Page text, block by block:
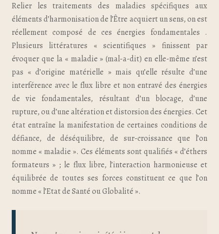
Relier les traitements des maladies spécifiques aux
éléments d’harmonisation de l’Être acquiert un sens, on est
réellement composé de ces énergies fondamentales .
Plusieurs littératures « scientifiques » finissent par
évoquer que la « maladie » (mal-a-dit) en elle-même n’est
pas « d’origine matérielle » mais qu’elle résulte d’une
interférence avec le flux libre et non entravé des énergies
de vie fondamentales, résultant d’un blocage, d’une
rupture, ou d’une altération et distorsion des énergies. Cet
état entraîne la manifestation de certaines conditions de
défiance, de déséquilibre, de sur-croissance que l’on
nomme « maladie ». Ces éléments sont qualifiés « d’éthers
formateurs » ; le flux libre, l’interaction harmonieuse et
équilibrée de toutes ses forces constituent ce que l’on
nomme « l’Etat de Santé ou Globalité ».